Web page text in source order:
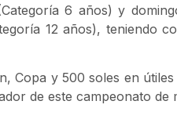
6 años) y
12 años), teniendo
Copa y 500 soles en
de este campeonato de